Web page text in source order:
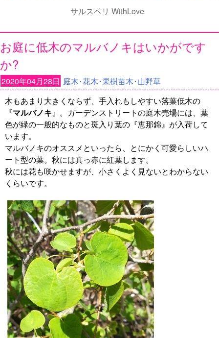
サルスベリ WithLove
お庭に低木のマルバノキはいかがです
か?
2020年04月28日 庭木･花木･果樹苗木･山野草
木もあまり大きくならず、手入れもしやすい落葉低木の
『マルバノキ』。ガーデンストリートの庭木売場には、葉
色が緑の一般的なものと斑入り葉の『恵那錦』が入荷して
います。
マルバノキのオススメといったら、とにかく可愛らしいハ
ート型の葉。秋には真っ赤に紅葉します。
秋には花も咲かせますが、小さくよく見ないとわからない
くらいです。